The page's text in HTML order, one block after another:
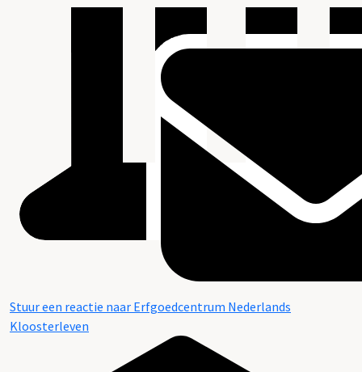
Stuur een reactie naar Erfgoedcentrum Nederlands
Kloosterleven